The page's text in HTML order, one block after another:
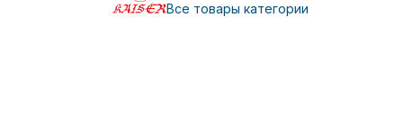
Все товары категории